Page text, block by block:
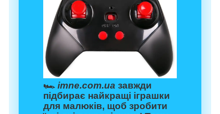
🏎️ imne.com.ua завжди
підбирає найкращі іграшки
для малюків, щоб зробити